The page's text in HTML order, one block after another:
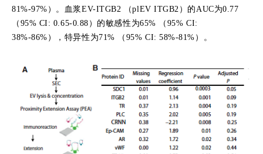
81%-97% ）。血浆EV-ITGB2 （plEV ITGB2 ）的 AUC为0.77
（ 95% CI: 0.65-0.88 ）的敏感性为65% （ 95% CI:
38%-86% ），特异性为71% （ 95% CI: 58%-81% ）。